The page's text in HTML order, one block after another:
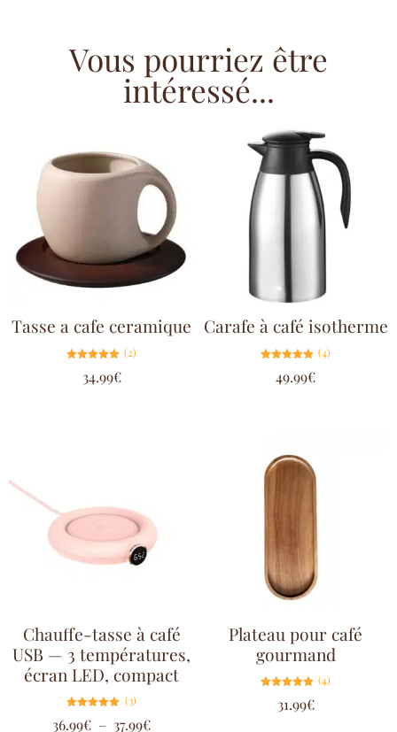
Vous pourriez être
intéressé...
Tasse a cafe ceramique
5.00
sur 5
(2)
34.99€
Carafe à café isotherme
5.00
sur 5
(4)
49.99€
Chauffe-tasse à café
USB — 3 températures,
écran LED, compact
5.00
(3)
36.99€ – 37.99€
Plateau pour café
gourmand
5.00
sur 5
(4)
31.99€